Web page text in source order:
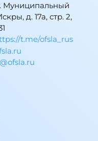
Муниципальный
д. 17а, стр. 2,
t.me/ofsla_rus